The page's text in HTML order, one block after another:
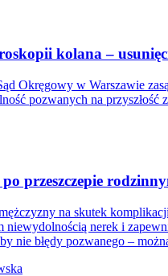
kolana –
Okręgowy w Warszawie
pozwanych na
przeszczepie
na skutek
nerek i
nie błędy pozwanego –